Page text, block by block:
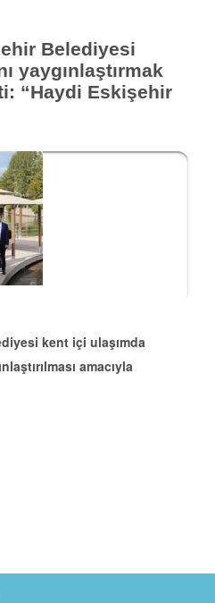
Belediyesi
yaygınlaştırmak
“Haydi Eskişehir
kent içi ulaşımda
amacıyla